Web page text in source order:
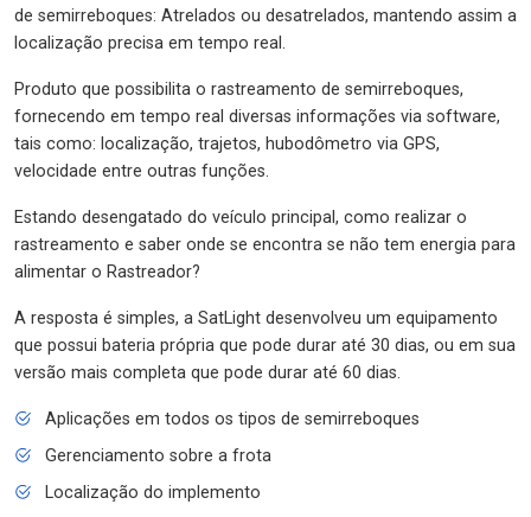
de semirreboques: Atrelados ou desatrelados, mantendo assim a
localização precisa em tempo real.
Produto que possibilita o rastreamento de semirreboques,
fornecendo em tempo real diversas informações via software,
tais como: localização, trajetos, hubodômetro via GPS,
velocidade entre outras funções.
Estando desengatado do veículo principal, como realizar o
rastreamento e saber onde se encontra se não tem energia para
alimentar o Rastreador?
A resposta é simples, a SatLight desenvolveu um equipamento
que possui bateria própria que pode durar até 30 dias, ou em sua
versão mais completa que pode durar até 60 dias.
Aplicações em todos os tipos de semirreboques
Gerenciamento sobre a frota
Localização do implemento